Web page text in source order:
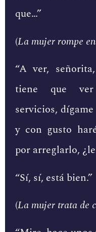
que…”
(La mujer rompe
“A ver,
tiene que
servicios,
y con gusto
por arreglarlo,
“Sí, sí, está bien.”
(La mujer trata de